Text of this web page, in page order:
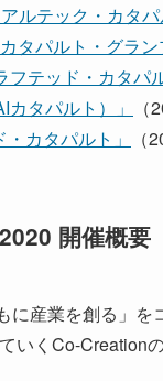
ルテック・カタパ
タパルト・グラン
フテッド・カタパ
カタパルト）」
カタパルト」
（
開催概要
に産業を創る」
いくCo-Creation